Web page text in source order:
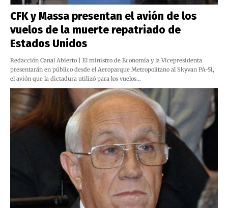
CFK y Massa presentan el avión de los
vuelos de la muerte repatriado de
Estados Unidos
Redacción Canal Abierto | El ministro de Economía y la Vicepresidenta
presentarán en público desde el Aeroparque Metropolitano al Skyvan PA-51,
el avión que la dictadura utilizó para los vuelos…